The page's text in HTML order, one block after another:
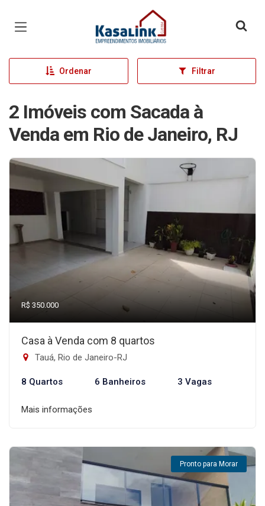
Página inicial
Ordenar Filtrar
2 Imóveis com Sacada à
Venda em Rio de Janeiro, RJ
R$ 350.000
Casa à Venda com 8 quartos
Tauá, Rio de Janeiro-RJ
8 Quartos 6 Banheiros 3 Vagas
Mais informações
Pronto para Morar